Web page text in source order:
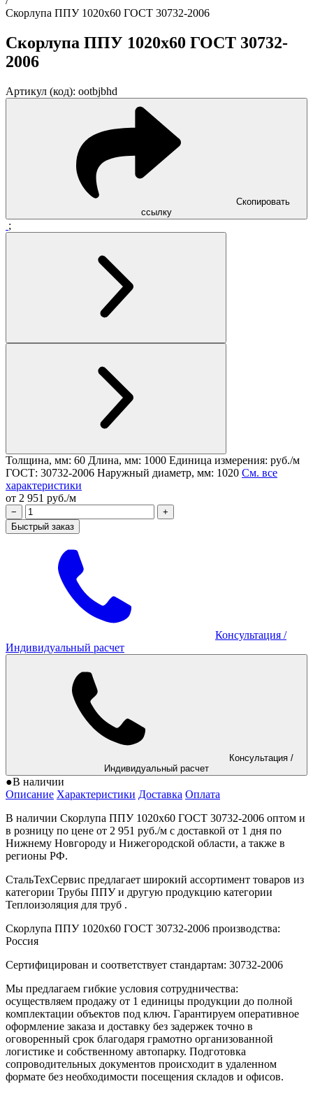
Скорлупа ППУ 1020x60 ГОСТ 30732-2006
Скорлупа ППУ 1020x60 ГОСТ 30732-
2006
Артикул (код): ootbjbhd
Скопировать
ссылку
;
Толщина, мм: 60 Длина, мм: 1000 Единица измерения: руб./м
ГОСТ: 30732-2006 Наружный диаметр, мм: 1020 См. все
характеристики
от 2 951 руб./м
−
+
Быстрый заказ
Консультация /
Индивидуальный расчет
Консультация /
Индивидуальный расчет
●В наличии
Описание Характеристики Доставка Оплата
В наличии Скорлупа ППУ 1020x60 ГОСТ 30732-2006 оптом и
в розницу по цене от 2 951 руб./м с доставкой от 1 дня по
Нижнему Новгороду и Нижегородской области, а также в
регионы РФ.
СтальТехСервис предлагает широкий ассортимент товаров из
категории Трубы ППУ и другую продукцию категории
Теплоизоляция для труб .
Скорлупа ППУ 1020x60 ГОСТ 30732-2006 производства:
Россия
Сертифицирован и соответствует стандартам: 30732-2006
Мы предлагаем гибкие условия сотрудничества:
осуществляем продажу от 1 единицы продукции до полной
комплектации объектов под ключ. Гарантируем оперативное
оформление заказа и доставку без задержек точно в
оговоренный срок благодаря грамотно организованной
логистике и собственному автопарку. Подготовка
сопроводительных документов происходит в удаленном
формате без необходимости посещения складов и офисов.